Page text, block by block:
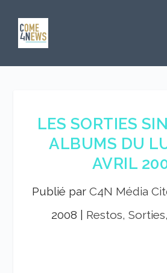
LES SORTIES
ALBUMS DU
AVRIL
Publié par C4N Média
2008
Restos,